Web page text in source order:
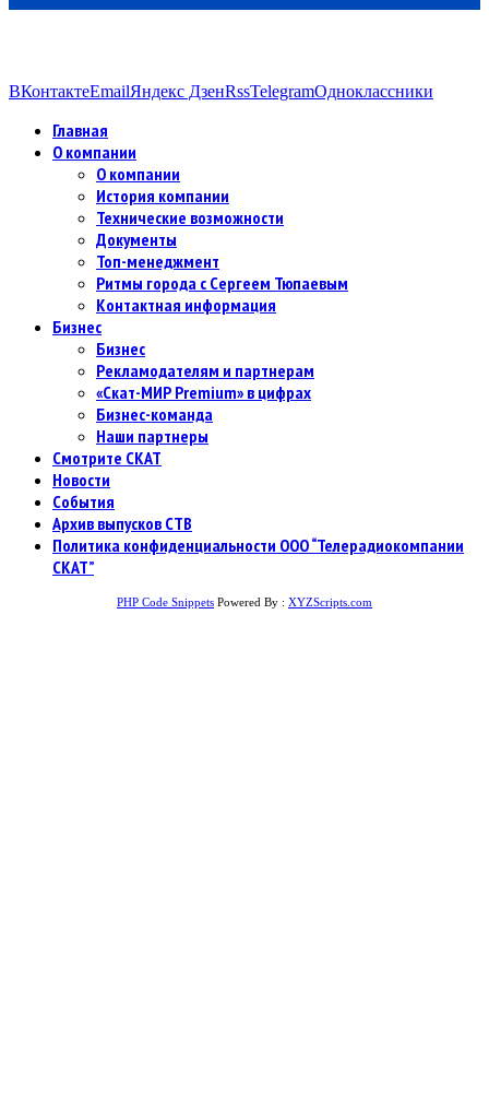
ВКонтактеEmailЯндекс ДзенRssTelegramОдноклассники
Главная
О компании
О компании
История компании
Технические возможности
Документы
Топ-менеджмент
Ритмы города с Сергеем Тюпаевым
Контактная информация
Бизнес
Бизнес
Рекламодателям и партнерам
«Скат-МИР Premium» в цифрах
Бизнес-команда
Наши партнеры
Смотрите СКАТ
Новости
События
Архив выпусков СТВ
Политика конфиденциальности ООО “Телерадиокомпании
СКАТ”
PHP Code Snippets Powered By : XYZScripts.com